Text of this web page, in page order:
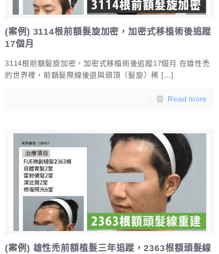
(案例) 3114根前額髮旋加密，加密式移植術後追蹤
17個月
3114根前額髮旋加密，加密式移植術後追蹤17個月 在雄性禿
的世界裡，前額髮際線後退與頭頂（髮旋）稀 […]
Read more
(案例) 雄性禿前額植髮三年追蹤，2363根額頭髮線